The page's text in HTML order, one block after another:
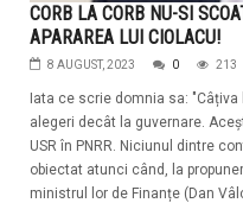
CORB LA CORB NU-SI
APARAREA LUI CIOLACU!
8 AUGUST, 2023 0 213
Iata ce scrie domnia sa:
alegeri decât la guvernare.
USR în PNRR. Niciunul dintre
obiectat atunci când, la
ministrul lor de Finanțe (Dan